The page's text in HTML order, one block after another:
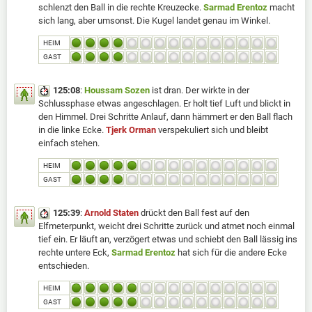
schlenzt den Ball in die rechte Kreuzecke. Sarmad Erentoz macht
sich lang, aber umsonst. Die Kugel landet genau im Winkel.
HEIM
GAST
125:08: Houssam Sozen ist dran. Der wirkte in der
Schlussphase etwas angeschlagen. Er holt tief Luft und blickt in
den Himmel. Drei Schritte Anlauf, dann hämmert er den Ball flach
in die linke Ecke. Tjerk Orman verspekuliert sich und bleibt
einfach stehen.
HEIM
GAST
125:39: Arnold Staten drückt den Ball fest auf den
Elfmeterpunkt, weicht drei Schritte zurück und atmet noch einmal
tief ein. Er läuft an, verzögert etwas und schiebt den Ball lässig ins
rechte untere Eck, Sarmad Erentoz hat sich für die andere Ecke
entschieden.
HEIM
GAST